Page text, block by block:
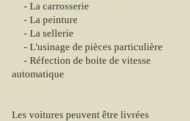
- La carrosserie
- La peinture
- La sellerie
- L'usinage de pièces particulière
- Réfection de boite de vitesse
automatique
Les voitures peuvent être livrées